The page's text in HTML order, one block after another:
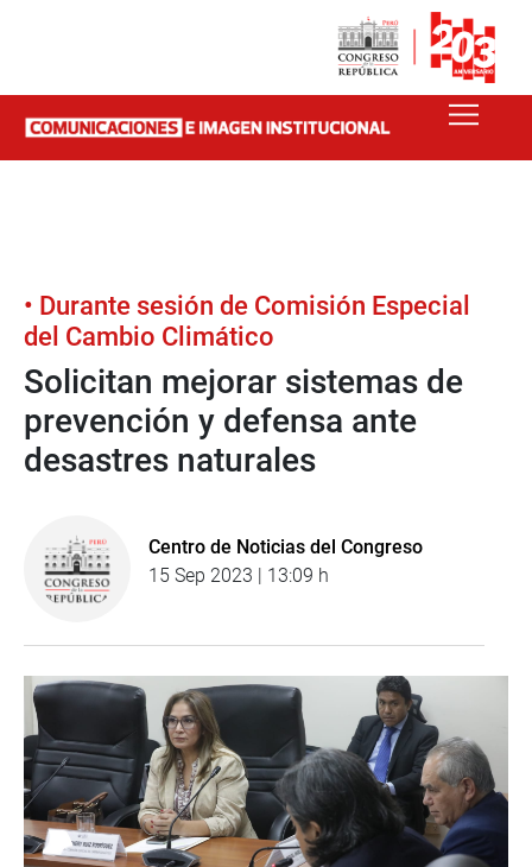
• Durante sesión de Comisión Especial
del Cambio Climático
Solicitan mejorar sistemas de
prevención y defensa ante
desastres naturales
Centro de Noticias del Congreso
15 Sep 2023 | 13:09 h